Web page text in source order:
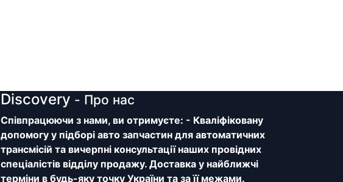
Discovery - Про нас
Співпрацюючи з нами, ви отримуєте: - Кваліфіковану
допомогу у підборі авто запчастин для автоматичних
трансмісій та вичерпні консультації наших провідних
спеціалістів відділу продажу. Доставка у найближчі
терміни в будь-яку точку України та за її межами.